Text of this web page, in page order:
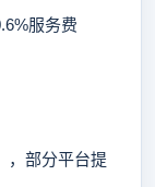
服务费
部分平台提